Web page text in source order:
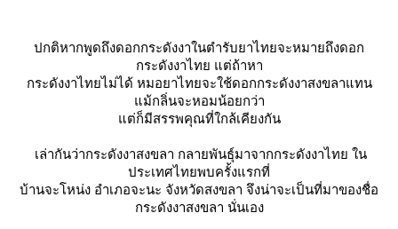
ปกติหากพูดถึงดอกกระดังงาในตำรับยาไทยจะหมายถึงดอก
กระดังงาไทย แต่ถ้าหา
กระดังงาไทยไม่ได้ หมอยาไทยจะใช้ดอกกระดังงาสงขลาแทน
ม้กลิ่นจะหอมน้อยกว่า
ต่ก็มีสรรพคุณที่ใกล้เคียงกัน
เล่ากันว่ากระดังงาสงขลา กลายพันธ์ุมาจากกระดังงาไทย ใน
ประเทศไทยพบครั้งแรกที่
บ้านจะโหน่ง อำเภอจะนะ จังหวัดสงขลา จึงน่าจะเป็นที่มาของชื่อ
กระดังงาสงขลา นั่นเอง